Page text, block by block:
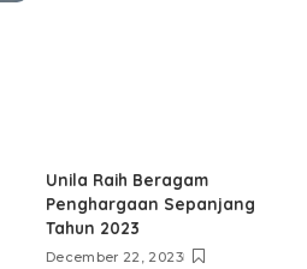
Unila Raih Beragam
Penghargaan Sepanjang
Tahun 2023
December 22, 2023